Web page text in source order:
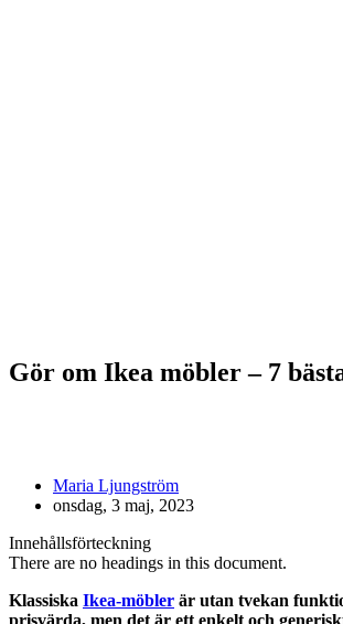
Gör om Ikea möbler – 7
Maria Ljungström
onsdag, 3 maj, 2023
Innehållsförteckning
There are no headings in this document.
Klassiska Ikea-möbler är utan tvekan
prisvärda, men det är ett enkelt och